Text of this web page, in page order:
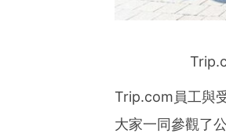
Trip.com員工與
大家一同參觀了